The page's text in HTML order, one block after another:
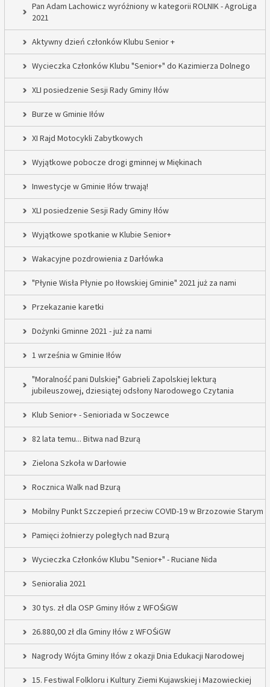
Pan Adam Lachowicz wyróżniony w kategorii ROLNIK - AgroLiga
2021
Aktywny dzień członków Klubu Senior +
Wycieczka Członków Klubu "Senior+" do Kazimierza Dolnego
XLI posiedzenie Sesji Rady Gminy Iłów
Burze w Gminie Iłów
XI Rajd Motocykli Zabytkowych
Wyjątkowe pobocze drogi gminnej w Miękinach
Inwestycje w Gminie Iłów trwają!
XLI posiedzenie Sesji Rady Gminy Iłów
Wyjątkowe spotkanie w Klubie Senior+
Wakacyjne pozdrowienia z Darłówka
"Płynie Wisła Płynie po Iłowskiej Gminie" 2021 już za nami
Przekazanie karetki
Dożynki Gminne 2021 - już za nami
1 września w Gminie Iłów
"Moralność pani Dulskiej" Gabrieli Zapolskiej lekturą
jubileuszowej, dziesiątej odsłony Narodowego Czytania
Klub Senior+ - Senioriada w Soczewce
82 lata temu... Bitwa nad Bzurą
Zielona Szkoła w Darłowie
Rocznica Walk nad Bzurą
Mobilny Punkt Szczepień przeciw COVID-19 w Brzozowie Starym
Pamięci żołnierzy poległych nad Bzurą
Wycieczka Członków Klubu "Senior+" - Ruciane Nida
Senioralia 2021
30 tys. zł dla OSP Gminy Iłów z WFOŚiGW
26.880,00 zł dla Gminy Iłów z WFOŚiGW
Nagrody Wójta Gminy Iłów z okazji Dnia Edukacji Narodowej
15. Festiwal Folkloru i Kultury Ziemi Kujawskiej i Mazowieckiej